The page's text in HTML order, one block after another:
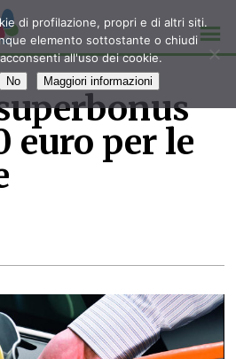
euro per le
di profilazione, propri e di altri siti.
elemento sottostante o chiudi
all'uso dei cookie.
No Maggiori informazioni